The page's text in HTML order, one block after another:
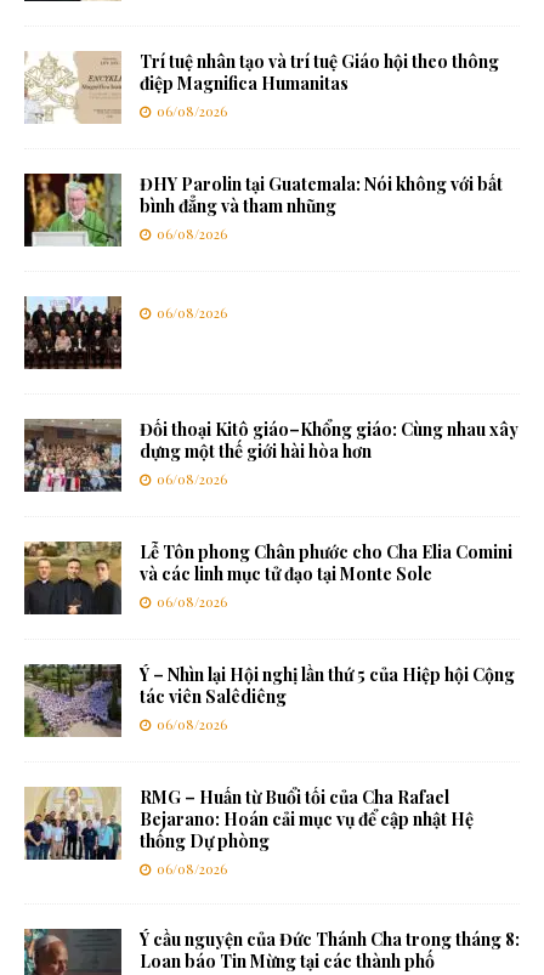
Trí tuệ nhân tạo và trí tuệ Giáo hội theo thông
điệp Magnifica Humanitas
06/08/2026
ĐHY Parolin tại Guatemala: Nói không với bất
bình đẳng và tham nhũng
06/08/2026
06/08/2026
Đối thoại Kitô giáo–Khổng giáo: Cùng nhau xây
dựng một thế giới hài hòa hơn
06/08/2026
Lễ Tôn phong Chân phước cho Cha Elia Comini
và các linh mục tử đạo tại Monte Sole
06/08/2026
Ý – Nhìn lại Hội nghị lần thứ 5 của Hiệp hội Cộng
tác viên Salêdiêng
06/08/2026
RMG – Huấn từ Buổi tối của Cha Rafael
Bejarano: Hoán cải mục vụ để cập nhật Hệ
thống Dự phòng
06/08/2026
Ý cầu nguyện của Đức Thánh Cha trong tháng 8:
Loan báo Tin Mừng tại các thành phố